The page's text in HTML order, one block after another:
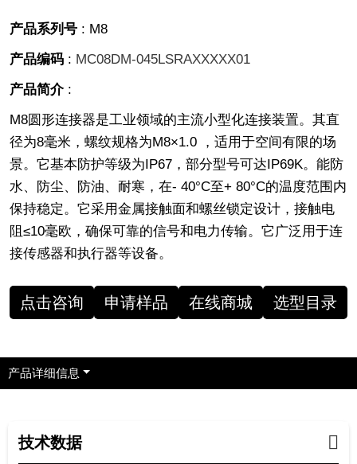
产品系列号 : M8
产品编码 : MC08DM-045LSRAXXXXX01
产品简介:
M8圆形连接器是工业领域的主流小型化连接装置。其直
径为8毫米，螺纹规格为M8×1.0 ，适用于空间有限的场
景。它基本防护等级为IP67，部分型号可达IP69K。能防
水、防尘、防油、耐寒，在- 40°C至+ 80°C的温度范围内
保持稳定。它采用金属接触面和螺丝锁定设计，接触电
阻≤10毫欧，确保可靠的信号和电力传输。它广泛用于连
接传感器和执行器等设备。
点击咨询 申请样品 在线商城 选型目录
产品详细信息
技术数据